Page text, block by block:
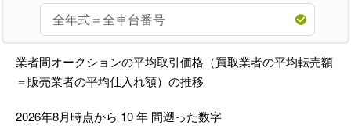
業者間オークションの平均取引価格（買取業者の平均転売額
＝販売業者の平均仕入れ額）の推移
2026年8月時点から 10年 間遡った数字